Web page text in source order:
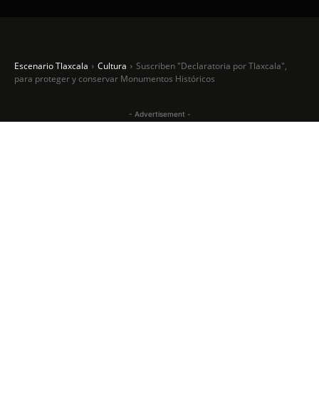
Escenario Tlaxcala Cultura
Suscriben "Declaratoria por Tlaxcala",
para proteger y conservar Monumentos Históricos
- Advertisement -